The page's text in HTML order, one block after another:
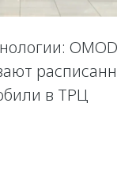
в ТРЦ